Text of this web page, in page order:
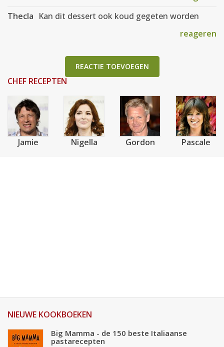
Thecla Kan dit dessert ook koud gegeten worden
reageren
REACTIE TOEVOEGEN
CHEF RECEPTEN
Jamie Nigella Gordon Pascale
NIEUWE KOOKBOEKEN
Big Mamma - de 150 beste Italiaanse
pastarecepten